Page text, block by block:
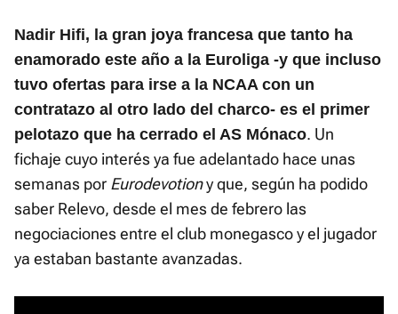
Nadir Hifi, la gran joya francesa que tanto ha
enamorado este año a la Euroliga -y que incluso
tuvo ofertas para irse a la NCAA con un
contratazo al otro lado del charco- es el primer
pelotazo que ha cerrado el AS Mónaco. Un
fichaje cuyo interés ya fue adelantado hace unas
semanas por Eurodevotiony que, según ha podido
saber Relevo, desde el mes de febrero las
negociaciones entre el club monegasco y el jugador
ya estaban bastante avanzadas.